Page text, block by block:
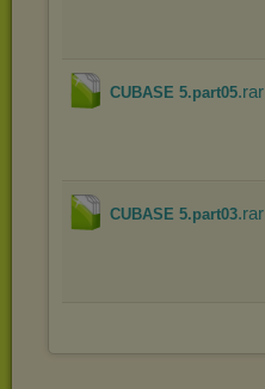
CUBASE 5.part05.rar
CUBASE 5.part03.rar